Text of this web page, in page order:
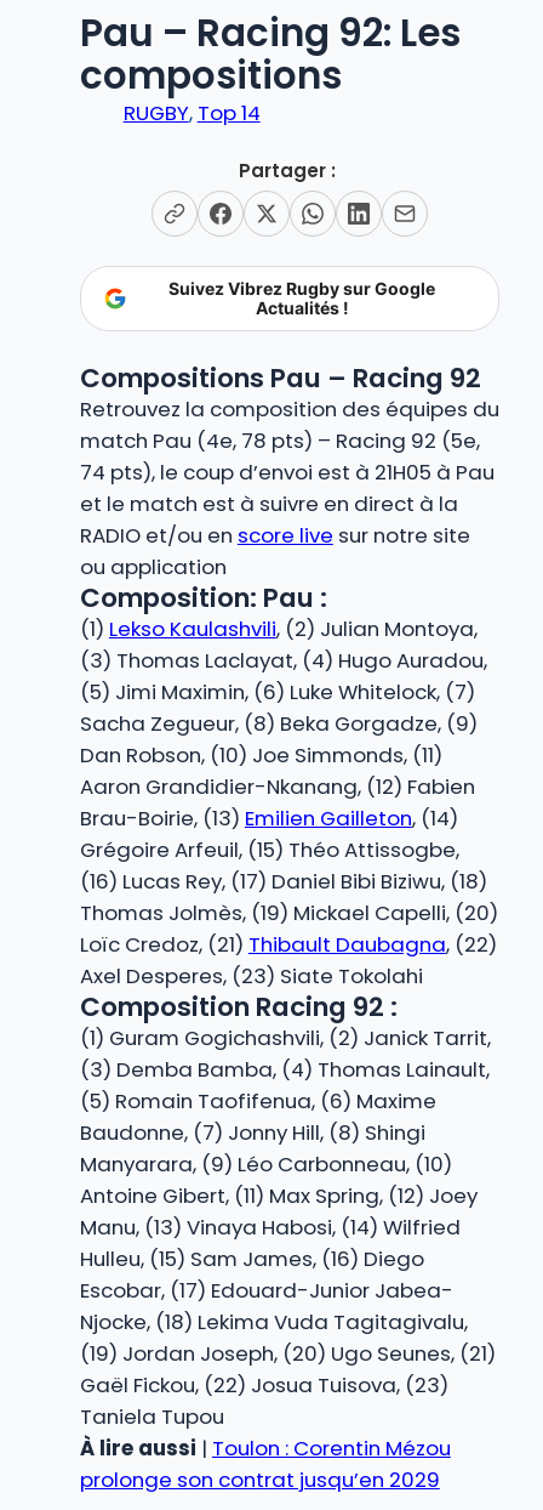
Pau – Racing 92: Les
compositions
RUGBY, Top 14
Partager :
Suivez Vibrez Rugby sur Google
Actualités !
Compositions Pau – Racing 92
Retrouvez la composition des équipes du
match Pau (4e, 78 pts) – Racing 92 (5e,
74 pts), le coup d’envoi est à 21H05 à Pau
et le match est à suivre en direct à la
RADIO et/ou en score live sur notre site
ou application
Composition: Pau :
(1) Lekso Kaulashvili, (2) Julian Montoya,
(3) Thomas Laclayat, (4) Hugo Auradou,
(5) Jimi Maximin, (6) Luke Whitelock, (7)
Sacha Zegueur, (8) Beka Gorgadze, (9)
Dan Robson, (10) Joe Simmonds, (11)
Aaron Grandidier-Nkanang, (12) Fabien
Brau-Boirie, (13) Emilien Gailleton, (14)
Grégoire Arfeuil, (15) Théo Attissogbe,
(16) Lucas Rey, (17) Daniel Bibi Biziwu, (18)
Thomas Jolmès, (19) Mickael Capelli, (20)
Loïc Credoz, (21) Thibault Daubagna, (22)
Axel Desperes, (23) Siate Tokolahi
Composition Racing 92 :
(1) Guram Gogichashvili, (2) Janick Tarrit,
(3) Demba Bamba, (4) Thomas Lainault,
(5) Romain Taofifenua, (6) Maxime
Baudonne, (7) Jonny Hill, (8) Shingi
Manyarara, (9) Léo Carbonneau, (10)
Antoine Gibert, (11) Max Spring, (12) Joey
Manu, (13) Vinaya Habosi, (14) Wilfried
Hulleu, (15) Sam James, (16) Diego
Escobar, (17) Edouard-Junior Jabea-
Njocke, (18) Lekima Vuda Tagitagivalu,
(19) Jordan Joseph, (20) Ugo Seunes, (21)
Gaël Fickou, (22) Josua Tuisova, (23)
Taniela Tupou
À lire aussi | Toulon : Corentin Mézou
prolonge son contrat jusqu’en 2029